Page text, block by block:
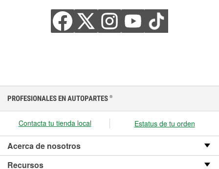
PROFESIONALES EN AUTOPARTES ®
Contacta tu tienda local Estatus de tu orden
Acerca de nosotros
Recursos